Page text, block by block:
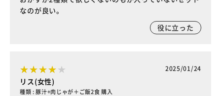
なのが良い。
役に立った
2025/01/24
リス(女性)
種類 : 豚汁+肉じゃが＋ご飯2食 購入